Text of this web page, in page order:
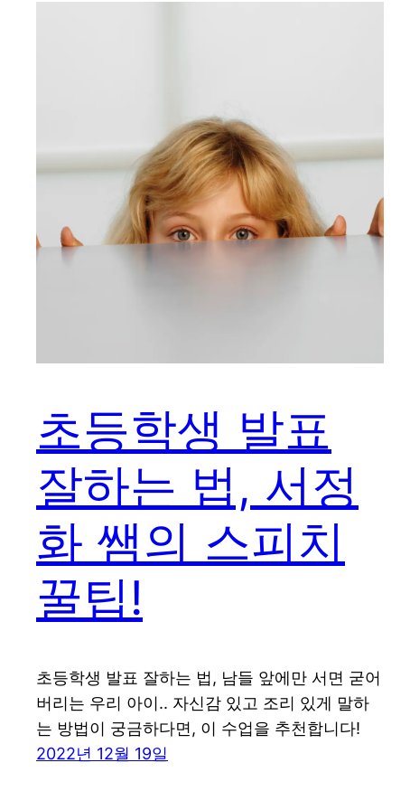
초등학생 발표
잘하는 법, 서정
화 쌤의 스피치
꿀팁!
초등학생 발표 잘하는 법, 남들 앞에만 서면 굳어
버리는 우리 아이.. 자신감 있고 조리 있게 말하
는 방법이 궁금하다면, 이 수업을 추천합니다!
2022년 12월 19일